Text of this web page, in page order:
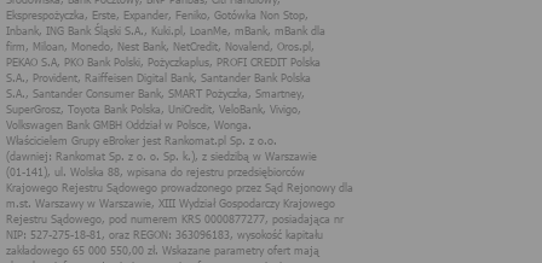
k.)
Rankomat.pl Sp. z o.o. (dawniej: Rankomat Sp. z o. o. Sp. k.), z
siedzibą w Warszawie (01-141), ul. Wolska 88, wpisana do rejestru
przedsiębiorców Krajowego Rejestru Sądowego prowadzonego
przez Sąd Rejonowy dla m.st. Warszawy w Warszawie, XIII
Wydział Gospodarczy Krajowego Rejestru Sądowego, pod
numerem KRS 0000877277, posiadająca nr NIP: 527-275-18-81,
oraz REGON: 363096183, zwana dalej "Rankomat" wykorzystuje
na swoich stronach internetowych technologię "cookies".
Zasady wykorzystania informacji dostarczonych przez
użytkownika w ramach technologii cookies w trakcie korzystania
ze stron internetowych i Rankomat określa niniejszy dokument.